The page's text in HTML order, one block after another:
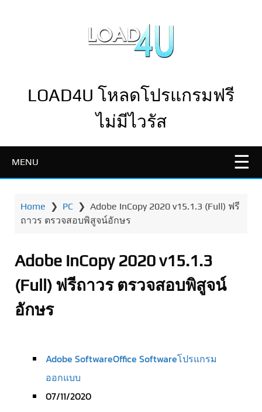
LOAD4U โหลดโปรแกรมฟรี
ไม่มีไวรัส
MENU
Home ❯ PC ❯ Adobe InCopy 2020 v15.1.3 (Full) ฟรี
ถาวร ตรวจสอบพิสูจน์อักษร
Adobe InCopy 2020 v15.1.3
(Full) ฟรีถาวร ตรวจสอบพิสูจน์
อักษร
Adobe SoftwareOffice Softwareโปรแกรม
ออกแบบ
07/11/2020